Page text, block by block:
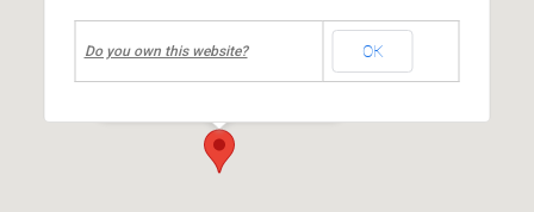
Parc Théodore Monod
MIONS
Do you own this website? OK